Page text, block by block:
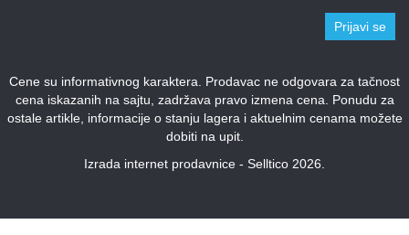
Prijavi se
Cene su informativnog karaktera. Prodavac ne odgovara za tačnost
cena iskazanih na sajtu, zadržava pravo izmena cena. Ponudu za
ostale artikle, informacije o stanju lagera i aktuelnim cenama možete
dobiti na upit.
Izrada internet prodavnice - Selltico 2026.